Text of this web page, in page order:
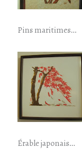
Pins maritimes…
Érable japonais…